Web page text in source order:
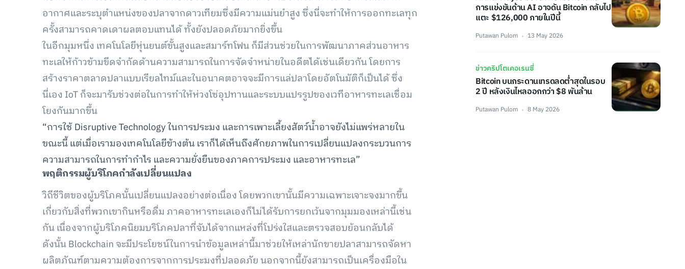
อากาศและระบุตำแหน่งของปลาจากดาวเทียมซึ่งมีความแม่นยำสูง ซึ่งนี่จะทำให้การออกทะเลทุก
ครั้งสามารถคาดเดาผลตอบแทนได้ ทั้งยังปลอดภัยมากยิ่งขึ้น
ในอีกมุมหนึ่ง เทคโนโลยีหุ่นยนต์ขั้นสูงและสมาร์ทโฟน ก็มีส่วนช่วยในการพัฒนาภาคส่วนอาหาร
ทะเลให้ก้าวข้ามขีดจำกัดด้านความสามารถในการจัดจำหน่ายในอดีตได้เช่นเดียวกัน โดยการ
สร้างราคาตลาดปลาแบบเรียลไทม์และในอนาคตอาจจะมีการแล่ปลาโดยอัตโนมัติก็เป็นได้ ซึ่ง
นี่เอง IoT ก็จะมารับช่วงต่อในการทำให้ห่วงโซ่อุปทานและระบบแปรรูปของเวทีอาหารทะเลเชื่อม
โยงกันมากขึ้น
“การใช้ Disruptive Technology ในการประมง และการเพาะเลี้ยงสัตว์น้ำอาจยังไม่แพร่หลายใน
ขณะนี้ แต่เมื่อเรามองเทคโนโลยีข้างต้น เราก็ได้เห็นถึงศักยภาพในการเปลี่ยนแปลงกระบวนการ
ความสามารถในการทำกำไร และความยั่งยืนของภาคการประมง และอาหารทะเล”
พฤติกรรมผู้บริโภคกำลังเปลี่ยนแปลง
วิถีชีวิตของผู้บริโภคนั้นเปลี่ยนแปลงอย่างต่อเนื่อง โดยพวกเขานั้นมีความเฉพาะเจาะจงมากขึ้น
เกี่ยวกับสิ่งที่พวกเขากินหรือดื่ม ภาคอาหารทะเลเองก็ไม่ได้รับการยกเว้นจากมุมมองเหล่านี้เช่น
กัน เนื่องจากผู้บริโภคนิยมบริโภคปลาที่จับได้จากแหล่งที่โปร่งใสและตรวจสอบย้อนกลับได้
ดังนั้น Blockchain จะมีประโยชน์ในการนำข้อมูลเหล่านี้มาช่วยให้เหล่านักขายปลาสามารถจัดหา
ผลิตภัณฑ์ตามความต้องการจากการประมงที่ปลอดภัย นอกจากนี้ยังสามารถเป็นเครื่องมือใน
การแข่งขันด้าน AI อาจดัน Bitcoin กลับไป
แตะ $126,000 ภายในปีนี้
Putawan Pulom 13 May 2026
ข่าวคริปโตเคอเรนซี่
Bitcoin บนกระดานเทรดลดต่ำสุดในรอบ
2 ปี หลังเงินไหลออกกว่า $8 พันล้าน
Putawan Pulom 8 May 2026